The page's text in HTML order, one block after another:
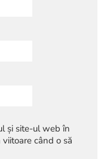
și site-ul web în
când o să